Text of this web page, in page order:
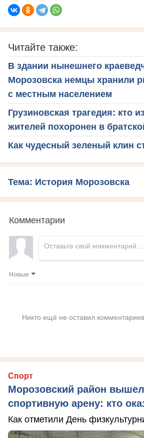
Читайте также:
В здании нынешнего
Морозовска немцы хранили
с местным населением
Грузиновская трагедия: кто
жителей похоронен в
Как чудесный зеленый клин
Тема: История Морозовска
Комментарии
Новые
Никто ещё не оставил
Спорт
Морозовский район
спортивную арену: кто
Как отметили День